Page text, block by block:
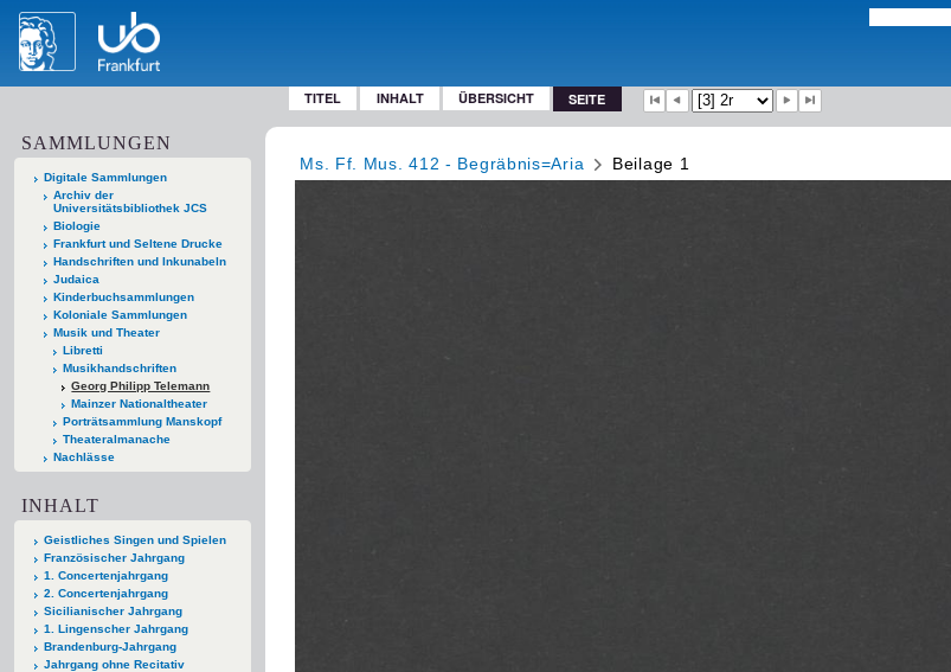
TITEL INHALT ÜBERSICHT SEITE
SAMMLUNGEN
Digitale Sammlungen
Archiv der
Universitätsbibliothek JCS
Biologie
Frankfurt und Seltene Drucke
Handschriften und Inkunabeln
Judaica
Kinderbuchsammlungen
Koloniale Sammlungen
Musik und Theater
Libretti
Musikhandschriften
Georg Philipp Telemann
Mainzer Nationaltheater
Porträtsammlung Manskopf
Theateralmanache
Nachlässe
INHALT
Geistliches Singen und Spielen
Französischer Jahrgang
1. Concertenjahrgang
2. Concertenjahrgang
Sicilianischer Jahrgang
1. Lingenscher Jahrgang
Brandenburg-Jahrgang
Jahrgang ohne Recitativ
Ms. Ff. Mus. 412 - Begräbnis=Aria Beilage 1